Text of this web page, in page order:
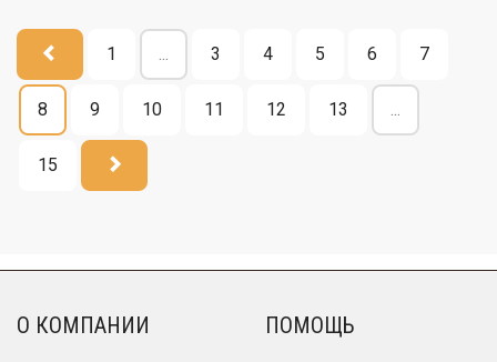
1 ... 3 4 5 6 7
8 9 10 11 12 13 ...
15
О КОМПАНИИ ПОМОЩЬ